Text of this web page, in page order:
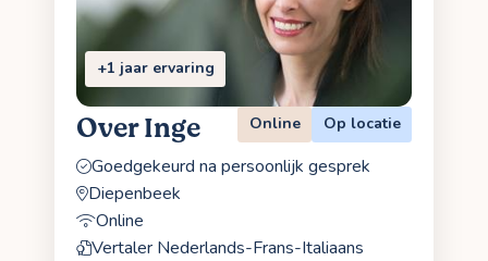
+1 jaar ervaring
Over Inge Online Op locatie
Goedgekeurd na persoonlijk gesprek
Diepenbeek
Online
Vertaler Nederlands-Frans-Italiaans